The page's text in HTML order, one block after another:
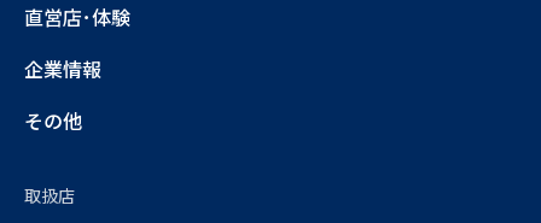
直営店･体験
企業情報
その他
取扱店